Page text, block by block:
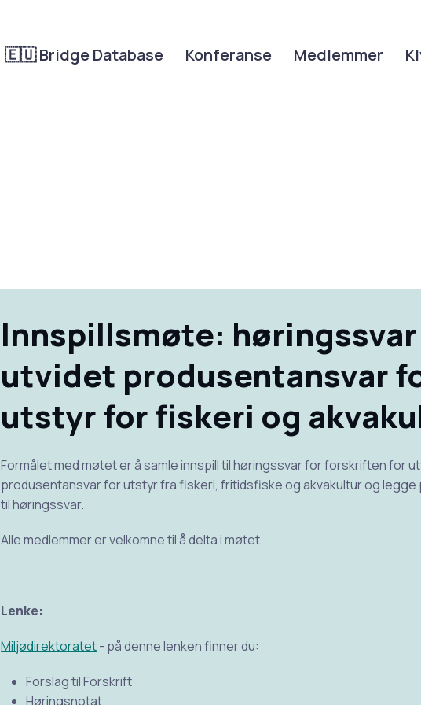
🇪🇺 Bridge Database Konferanse Medlemmer
Innspillsmøte:
utvidet produsentansvar
utstyr for fiskeri og
Formålet med møtet er å samle innspill til høringssvar for forskriften for
produsentansvar for utstyr fra fiskeri, fritidsfiske og akvakultur og legge
til høringssvar.
Alle medlemmer er velkomne til å delta i møtet.
Lenke:
Miljødirektoratet- på denne lenken finner du:
Forslag til Forskrift
Høringsnotat